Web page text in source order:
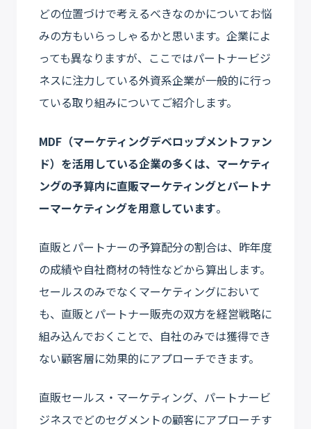
どの位置づけで考えるべきなのかについてお悩
みの方もいらっしゃるかと思います。企業によ
っても異なりますが、ここではパートナービジ
ネスに注力している外資系企業が一般的に行っ
ている取り組みについてご紹介します。
MDF（マーケティングデベロップメントファン
ド）を活用している企業の多くは、マーケティ
ングの予算内に直販マーケティングとパートナ
ーマーケティングを用意しています。
直販とパートナーの予算配分の割合は、昨年度
の成績や自社商材の特性などから算出します。
セールスのみでなくマーケティングにおいて
も、直販とパートナー販売の双方を経営戦略に
組み込んでおくことで、自社のみでは獲得でき
ない顧客層に効果的にアプローチできます。
直販セールス・マーケティング、パートナービ
ジネスでどのセグメントの顧客にアプローチす